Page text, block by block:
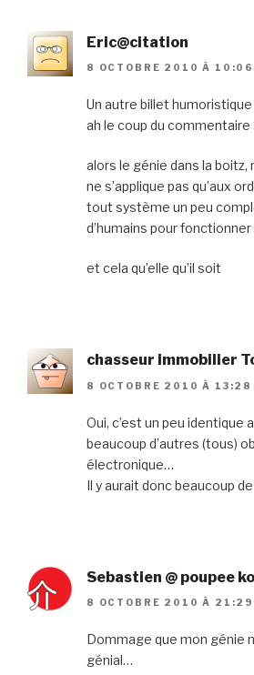
Eric@citation
8 OCTOBRE 2010 À 10:06
Un autre billet
ah le coup du commentaire
alors le génie dans la boitz,
ne s’applique pas qu’aux
tout système un peu
d’humains pour fonctionner
et cela qu’elle qu’il soit
chasseur immobilier
8 OCTOBRE 2010 À 13:28
Oui, c’est un peu identique
beaucoup d’autres (tous)
électronique…
Il y aurait donc beaucoup
Sebastien @ poupee
8 OCTOBRE 2010 À 21:29
Dommage que mon génie
génial…